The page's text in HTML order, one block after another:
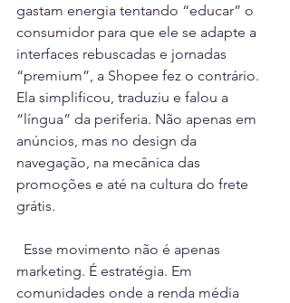
gastam energia tentando “educar” o
consumidor para que ele se adapte a
interfaces rebuscadas e jornadas
“premium”, a Shopee fez o contrário.
Ela simplificou, traduziu e falou a
“língua” da periferia. Não apenas em
anúncios, mas no design da
navegação, na mecânica das
promoções e até na cultura do frete
grátis.
Esse movimento não é apenas
marketing. É estratégia. Em
comunidades onde a renda média